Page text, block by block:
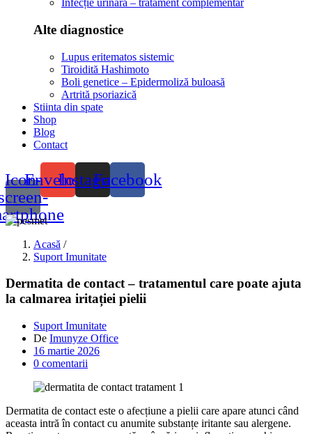
Infecție urinară – tratament complementar
Alte diagnostice
Lupus eritematos sistemic
Tiroidită Hashimoto
Boli genetice – Epidermoliză buloasă
Artrită psoriazică
Stiinta din spate
Shop
Blog
Contact
Icon-EnvelopeInstagramFacebook
Acasă /
Suport Imunitate
Dermatita de contact – tratamentul care poate ajuta
la calmarea iritației pielii
Suport Imunitate
De Imunyze Office
Postat
pe
16 martie 2026
0 comentarii
Dermatita de contact este o afecțiune a pielii care apare atunci când
aceasta intră în contact cu anumite substanțe iritante sau alergene.